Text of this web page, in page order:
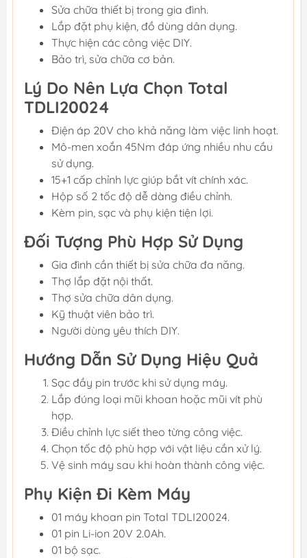
Sửa chữa thiết bị trong gia đình.
Lắp đặt phụ kiện, đồ dùng dân dụng.
Thực hiện các công việc DIY.
Bảo trì, sửa chữa cơ bản.
Lý Do Nên Lựa Chọn Total
TDLI20024
Điện áp 20V cho khả năng làm việc linh hoạt.
Mô-men xoắn 45Nm đáp ứng nhiều nhu cầu
sử dụng.
15+1 cấp chỉnh lực giúp bắt vít chính xác.
Hộp số 2 tốc độ dễ dàng điều chỉnh.
Kèm pin, sạc và phụ kiện tiện lợi.
Đối Tượng Phù Hợp Sử Dụng
Gia đình cần thiết bị sửa chữa đa năng.
Thợ lắp đặt nội thất.
Thợ sửa chữa dân dụng.
Kỹ thuật viên bảo trì.
Người dùng yêu thích DIY.
Hướng Dẫn Sử Dụng Hiệu Quả
Sạc đầy pin trước khi sử dụng máy.
Lắp đúng loại mũi khoan hoặc mũi vít phù
hợp.
Điều chỉnh lực siết theo từng công việc.
Chọn tốc độ phù hợp với vật liệu cần xử lý.
Vệ sinh máy sau khi hoàn thành công việc.
Phụ Kiện Đi Kèm Máy
01 máy khoan pin Total TDLI20024.
01 pin Li-ion 20V 2.0Ah.
01 bộ sạc.